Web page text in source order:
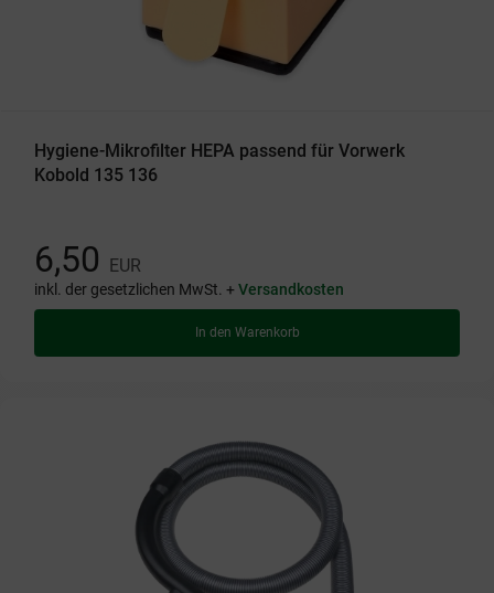
Hygiene-Mikrofilter HEPA passend für Vorwerk
Kobold 135 136
6,50 EUR
inkl. der gesetzlichen MwSt. +Versandkosten
In den Warenkorb